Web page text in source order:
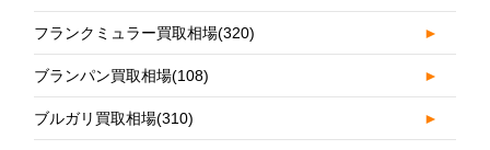
フランクミュラー買取相場(320) ►
ブランパン買取相場(108) ►
ブルガリ買取相場(310) ►